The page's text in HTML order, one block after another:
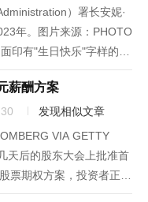
）署长安妮·
年。图片来源：PHOTO
印有"生日快乐"字样的白
面装着锡...
薪酬方案
发现相似文章
VIA GETTY
天后的股东大会上批准首
票期权方案，投资者正在
东明确表示，特斯拉董事